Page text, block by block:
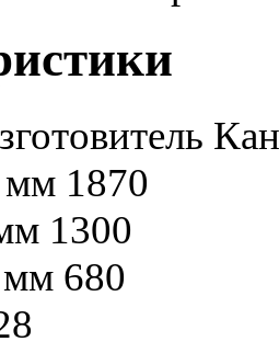
1870
1300
мм 680